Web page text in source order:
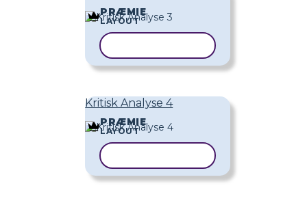
PRÆMIE
LAYOUT
Kritisk Analyse 4
PRÆMIE
LAYOUT